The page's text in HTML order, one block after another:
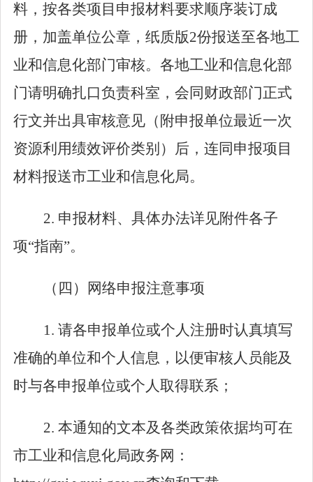
料，按各类项目申报材料要求顺序装订成
册，加盖单位公章，纸质版2份报送至各地工
业和信息化部门审核。各地工业和信息化部
门请明确扎口负责科室，会同财政部门正式
行文并出具审核意见（附申报单位最近一次
资源利用绩效评价类别）后，连同申报项目
材料报送市工业和信息化局。
2. 申报材料、具体办法详见附件各子
项“指南”。
（四） 网络申报注意事项
1. 请各申报单位或个人注册时认真填写
准确的单位和个人信息，以便审核人员能及
时与各申报单位或个人取得联系；
2. 本通知的文本及各类政策依据均可在
市工业和信息化局政务网：